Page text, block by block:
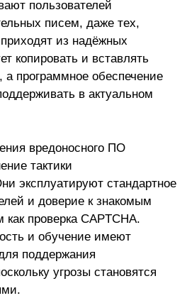
пользователей
писем, даже тех,
из надёжных
копировать и вставлять
а программное обеспечение
в актуальном
вредоносного ПО
тактики
эксплуатируют стандартное
и доверие к знакомым
проверка CAPTCHA.
и обучение имеют
поддержания
угрозы становятся